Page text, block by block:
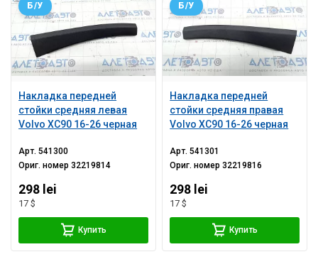
Накладка передней
стойки средняя левая
Volvo XC90 16-26 черная
Б/У
Арт.541300
Ориг. номер32219814
298 lei
17 $
Купить
Накладка передней
стойки средняя правая
Volvo XC90 16-26 черная
Б/У
Арт.541301
Ориг. номер32219816
298 lei
17 $
Купить